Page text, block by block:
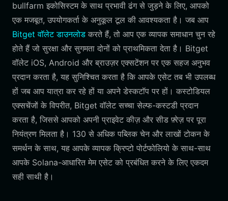
bullfarm इकोसिस्टम के साथ प्रभावी ढंग से जुड़ने के लिए, आपको
एक मजबूत, उपयोगकर्ता के अनुकूल टूल की आवश्यकता है। जब आप
Bitget वॉलेट डाउनलोड करते हैं, तो आप एक व्यापक समाधान चुन रहे
होते हैं जो सुरक्षा और सुगमता दोनों को प्राथमिकता देता है। Bitget
वॉलेट iOS, Android और ब्राउज़र एक्सटेंशन पर एक सहज अनुभव
प्रदान करता है, यह सुनिश्चित करता है कि आपके एसेट तब भी उपलब्ध
हों जब आप यात्रा कर रहे हों या अपने डेस्कटॉप पर हों। कस्टोडियल
एक्सचेंजों के विपरीत, Bitget वॉलेट सच्चा सेल्फ-कस्टडी प्रदान
करता है, जिससे आपको अपनी प्राइवेट कीज़ और सीड फ़्रेज़ पर पूरा
नियंत्रण मिलता है। 130 से अधिक पब्लिक चेन और लाखों टोकन के
समर्थन के साथ, यह आपके व्यापक क्रिप्टो पोर्टफोलियो के साथ-साथ
आपके Solana-आधारित मेम एसेट को प्रबंधित करने के लिए एकदम
सही साथी है।